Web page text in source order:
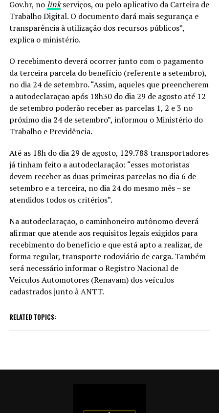
Gov.br, nolinkserviços, ou pelo aplicativo da Carteira de
Trabalho Digital. O documento dará mais segurança e
transparência à utilização dos recursos públicos”,
explica o ministério.
O recebimento deverá ocorrer junto com o pagamento
da terceira parcela do benefício (referente a setembro),
no dia 24 de setembro. “Assim, aqueles que preencherem
a autodeclaração após 18h30 do dia 29 de agosto até 12
de setembro poderão receber as parcelas 1, 2 e 3 no
próximo dia 24 de setembro”, informou o Ministério do
Trabalho e Previdência.
Até as 18h do dia 29 de agosto, 129.788 transportadores
já tinham feito a autodeclaração: “esses motoristas
devem receber as duas primeiras parcelas no dia 6 de
setembro e a terceira, no dia 24 do mesmo mês – se
atendidos todos os critérios”.
Na autodeclaração, o caminhoneiro autônomo deverá
afirmar que atende aos requisitos legais exigidos para
recebimento do benefício e que está apto a realizar, de
forma regular, transporte rodoviário de carga. Também
será necessário informar o Registro Nacional de
Veículos Automotores (Renavam) dos veículos
cadastrados junto à ANTT.
RELATED TOPICS: